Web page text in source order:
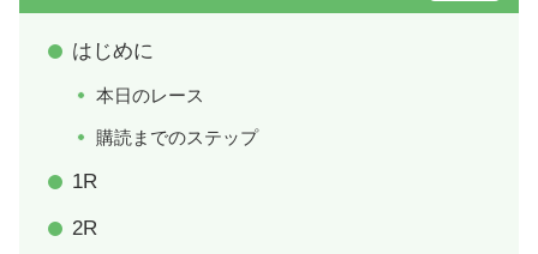
はじめに
本日のレース
購読までのステップ
1R
2R